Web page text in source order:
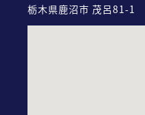
栃木県鹿沼市 茂呂81-1